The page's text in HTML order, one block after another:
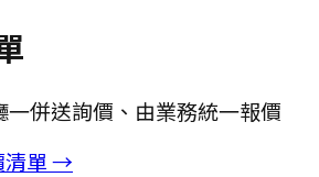
併送詢價、由業務統一報價
清單 →